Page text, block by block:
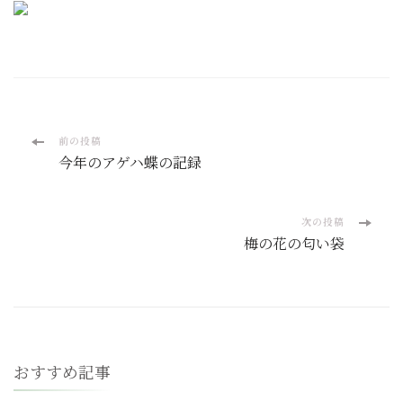
投
前の投稿
今年のアゲハ蝶の記録
次の投稿
梅の花の匂い袋
おすすめ記事